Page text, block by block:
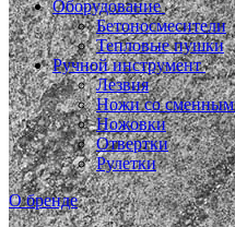
Оборудование
Бетоносмесители
Тепловые пушки
Ручной инструмент
Лезвия
Ножи со
Ножовки
Отвертки
Рулетки
О бренде